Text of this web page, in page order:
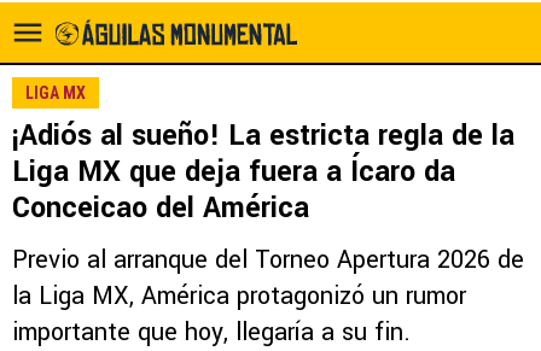
LIGA MX
¡Adiós al sueño! La estricta regla de la
Liga MX que deja fuera a Ícaro da
Conceicao del América
Previo al arranque del Torneo Apertura 2026 de
la Liga MX, América protagonizó un rumor
importante que hoy, llegaría a su fin.